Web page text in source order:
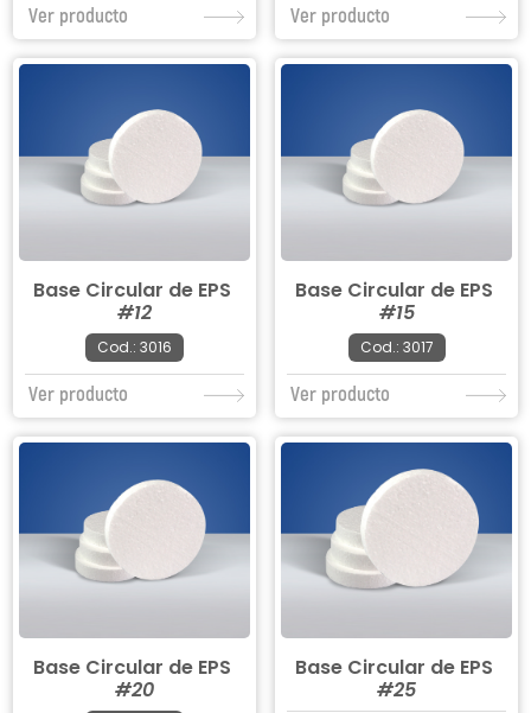
Ver producto Ver producto
Base Circular de EPS
#12
Cod.: 3016
Ver producto
Base Circular de EPS
#15
Cod.: 3017
Ver producto
Base Circular de EPS
#20
Base Circular de EPS
#25